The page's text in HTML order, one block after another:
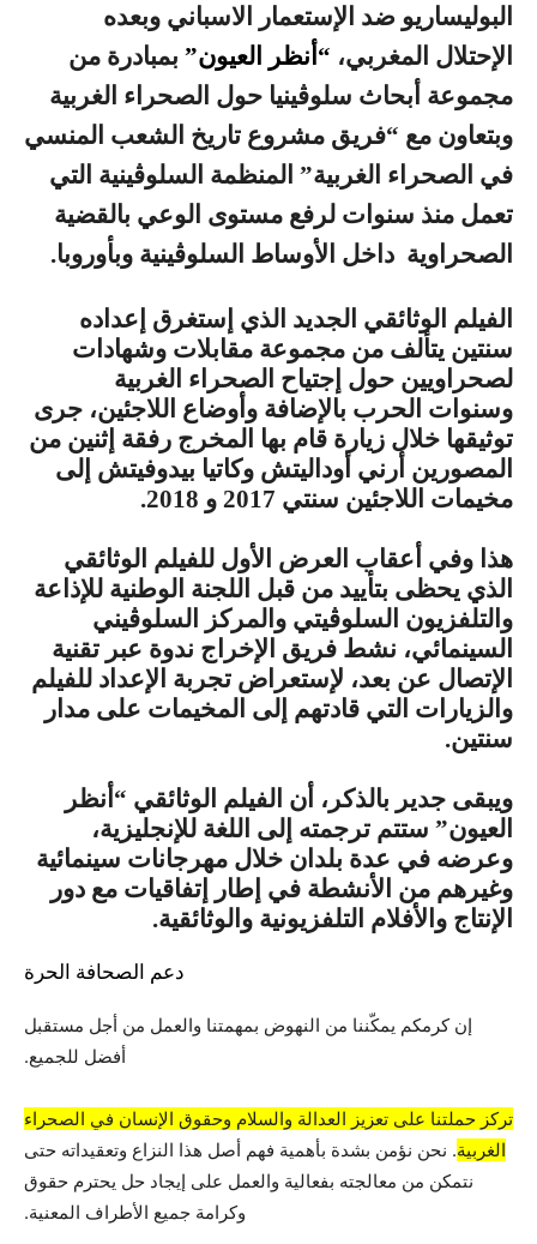
البوليساريو ضد الإستعمار الاسباني وبعده
الإحتلال المغربي، “أنظر العيون” بمبادرة من
مجموعة أبحاث سلوڤينيا حول الصحراء الغربية
وبتعاون مع “فريق مشروع تاريخ الشعب المنسي
في الصحراء الغربية” المنظمة السلوڤينية التي
تعمل منذ سنوات لرفع مستوى الوعي بالقضية
الصحراوية داخل الأوساط السلوڤينية وبأوروبا.
الفيلم الوثائقي الجديد الذي إستغرق إعداده
سنتين يتألف من مجموعة مقابلات وشهادات
لصحراويين حول إجتياح الصحراء الغربية
وسنوات الحرب بالإضافة وأوضاع اللاجئين، جرى
توثيقها خلال زيارة قام بها المخرج رفقة إثنين من
المصورين أرني أوداليتش وكاتيا بيدوفيتش إلى
مخيمات اللاجئين سنتي 2017 و 2018.
هذا وفي أعقاب العرض الأول للفيلم الوثائقي
الذي يحظى بتأييد من قبل اللجنة الوطنية للإذاعة
والتلفزيون السلوڤيتي والمركز السلوڤيني
السينمائي، نشط فريق الإخراج ندوة عبر تقنية
الإتصال عن بعد، لإستعراض تجربة الإعداد للفيلم
والزيارات التي قادتهم إلى المخيمات على مدار
سنتين.
ويبقى جدير بالذكر، أن الفيلم الوثائقي “أنظر
العيون” ستتم ترجمته إلى اللغة للإنجليزية،
وعرضه في عدة بلدان خلال مهرجانات سينمائية
وغيرهم من الأنشطة في إطار إتفاقيات مع دور
الإنتاج والأفلام التلفزيونية والوثائقية.
دعم الصحافة الحرة
إن كرمكم يمكّننا من النهوض بمهمتنا والعمل من أجل مستقبل
أفضل للجميع.
تركز حملتنا على تعزيز العدالة والسلام وحقوق الإنسان في الصحراء
الغربية. نحن نؤمن بشدة بأهمية فهم أصل هذا النزاع وتعقيداته حتى
نتمكن من معالجته بفعالية والعمل على إيجاد حل يحترم حقوق
وكرامة جميع الأطراف المعنية.